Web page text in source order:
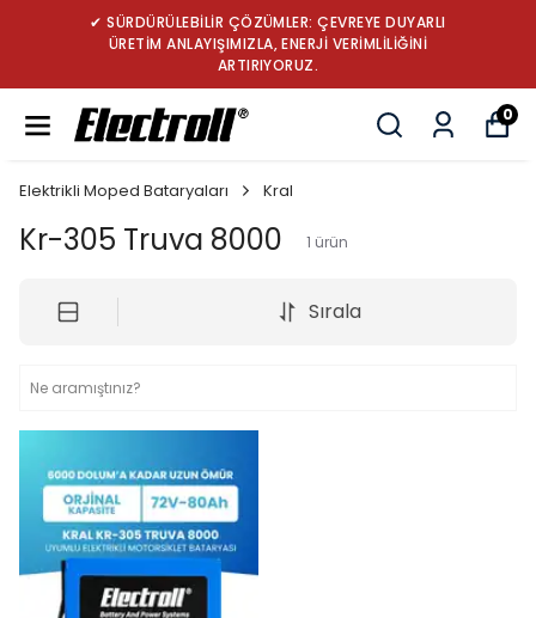
✔ SÜRDÜRÜLEBİLİR ÇÖZÜMLER: ÇEVREYE DUYARLI
ÜRETİM ANLAYIŞIMIZLA, ENERJİ VERİMLİLİĞİNİ
ARTIRIYORUZ.
0
Elektrikli Moped Bataryaları Kral
Kr-305 Truva 8000 1 ürün
Sırala